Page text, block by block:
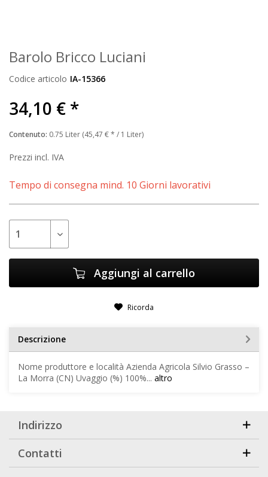
Barolo Bricco Luciani
Codice articolo IA-15366
34,10 € *
Contenuto: 0.75 Liter (45,47 € * / 1 Liter)
Prezzi incl. IVA
Tempo di consegna mind. 10 Giorni lavorativi
Aggiungi al carrello
Ricorda
Descrizione
Nome produttore e località Azienda Agricola Silvio Grasso –
La Morra (CN) Uvaggio (%) 100%... altro
Indirizzo
Contatti